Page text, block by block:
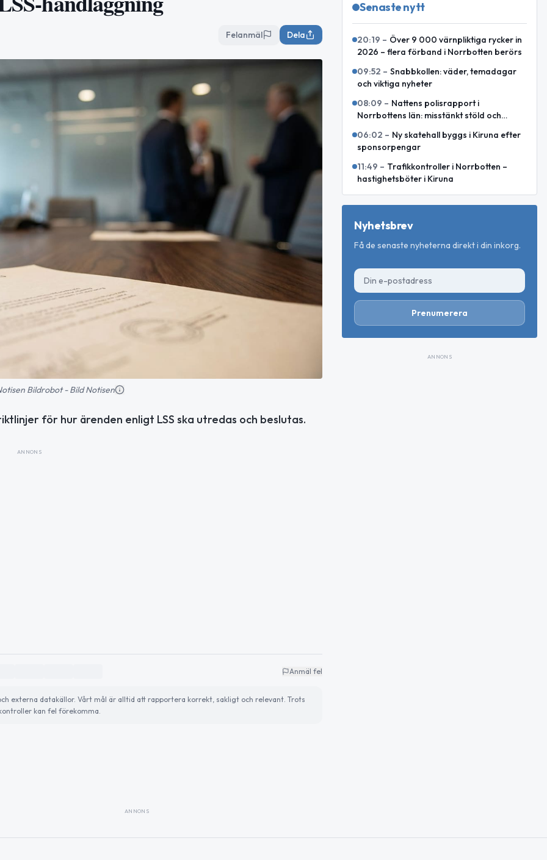
Felanmäl Dela
Bildrobot - Bild Notisen
för hur ärenden enligt LSS ska utredas och beslutas.
ANNONS
Anmäl fel
externa datakällor. Vårt mål är alltid att rapportera korrekt, sakligt och relevant. Trots
kan fel förekomma.
Senaste nytt
20:19 – Över 9 000 värnpliktiga rycker in
2026 – flera förband i Norrbotten berörs
09:52 – Snabbkollen: väder, temadagar
och viktiga nyheter
08:09 – Nattens polisrapport i
Norrbottens län: misstänkt stöld och
06:02 – Ny skatehall byggs i Kiruna efter
sponsorpengar
11:49 – Trafikkontroller i Norrbotten –
hastighetsböter i Kiruna
Nyhetsbrev
Få de senaste nyheterna direkt i din inkorg.
Prenumerera
ANNONS
ANNONS